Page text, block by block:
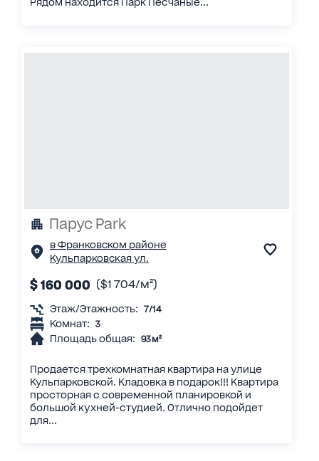
Рядом находится Парк Песчаные...
Парус Park
в Франковском районе
Кульпарковская ул.
$ 160 000 ($1 704/м²)
Этаж/Этажность: 7/14
Комнат: 3
Площадь общая: 93 м²
Продается трехкомнатная квартира на улице
Кульпарковской. Кладовка в подарок!!! Квартира
просторная с современной планировкой и
большой кухней-студией. Отлично подойдет
для...